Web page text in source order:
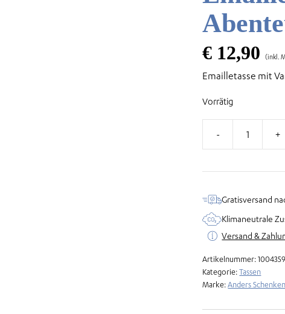
€ 12,90 (inkl.
Emailletasse mit
Vorrätig
Emailletasse
Das
ruft
Menge
Gratisversand
Klimaneutrale
Versand &
Artikelnummer:
Kategorie:Tassen
Marke:Anders Schenken